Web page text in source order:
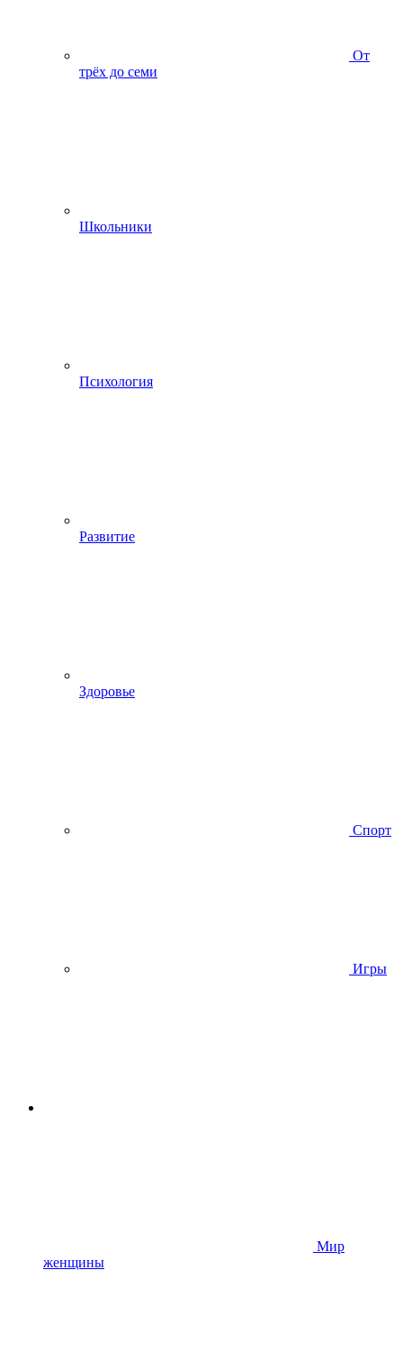
От
трёх до семи
Школьники
Психология
Развитие
Здоровье
Спорт
Игры
Мир
женщины